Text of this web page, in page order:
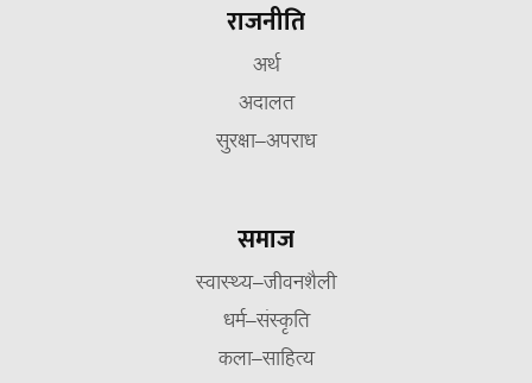
राजनीति
अर्थ
अदालत
सुरक्षा–अपराध
समाज
स्वास्थ्य–जीवनशैली
धर्म–संस्कृति
कला–साहित्य